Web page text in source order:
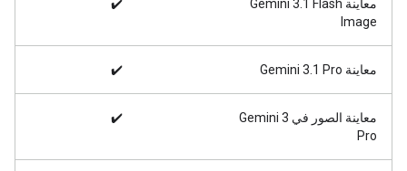
معاينة Gemini 3.1 Flash
Image
✔️
معاينة Gemini 3.1 Pro ✔️
معاينة الصور في Gemini 3
Pro
✔️